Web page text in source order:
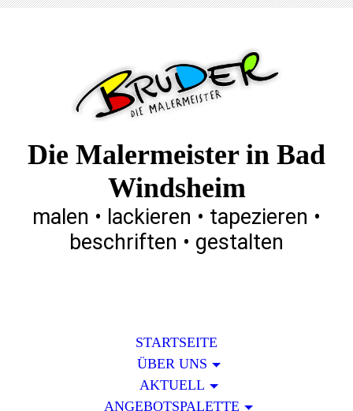
Die Malermeister in Bad
Windsheim
malen • lackieren • tapezieren •
beschriften • gestalten
STARTSEITE
ÜBER UNS
AKTUELL
ANGEBOTSPALETTE